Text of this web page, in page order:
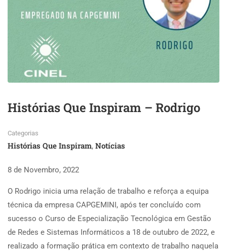
Histórias Que Inspiram – Rodrigo
Categorias
Histórias Que Inspiram, Notícias
8 de Novembro, 2022
O Rodrigo inicia uma relação de trabalho e reforça a equipa
técnica da empresa CAPGEMINI, após ter concluído com
sucesso o Curso de Especialização Tecnológica em Gestão
de Redes e Sistemas Informáticos a 18 de outubro de 2022, e
realizado a formação prática em contexto de trabalho naquela